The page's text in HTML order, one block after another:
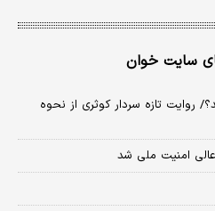
سایت خوان
روایت تازه سردار کوثری از نحوه
امنیت ملی شد